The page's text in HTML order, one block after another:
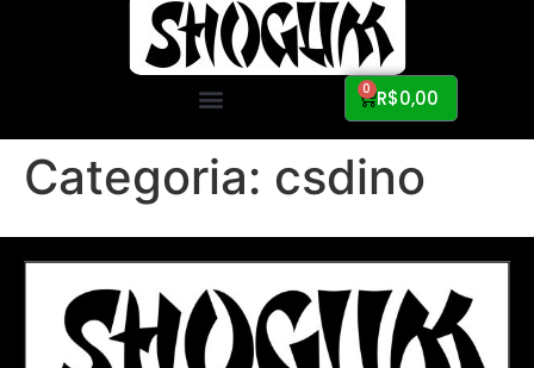
R$0,00
0
Categoria: csdino